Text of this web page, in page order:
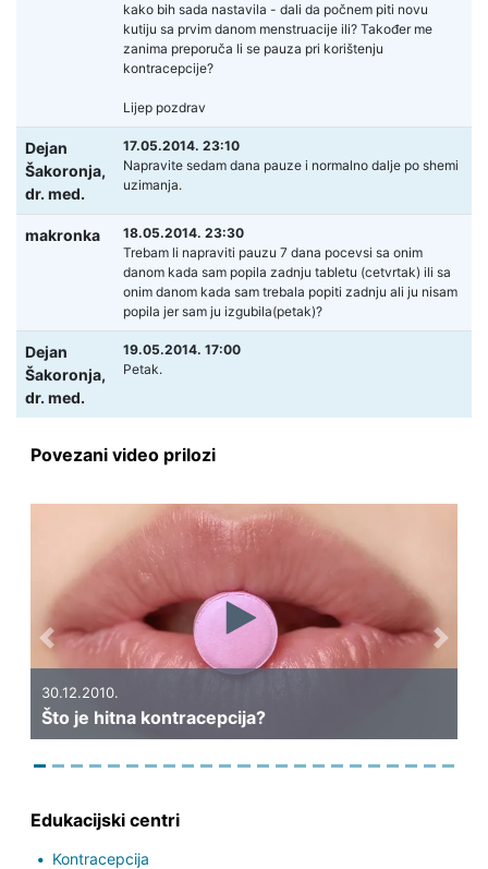
kako bih sada nastavila - dali da počnem piti novu
kutiju sa prvim danom menstruacije ili? Također me
zanima preporuča li se pauza pri korištenju
kontracepcije?
Lijep pozdrav
Dejan
Šakoronja,
dr. med.
17.05.2014. 23:10
Napravite sedam dana pauze i normalno dalje po shemi
uzimanja.
makronka
18.05.2014. 23:30
Trebam li napraviti pauzu 7 dana pocevsi sa onim
danom kada sam popila zadnju tabletu (cetvrtak) ili sa
onim danom kada sam trebala popiti zadnju ali ju nisam
popila jer sam ju izgubila(petak)?
Dejan
Šakoronja,
dr. med.
19.05.2014. 17:00
Petak.
Povezani video prilozi
30.12.2010.
Što je hitna kontracepcija?
Previous Next
Edukacijski centri
Kontracepcija